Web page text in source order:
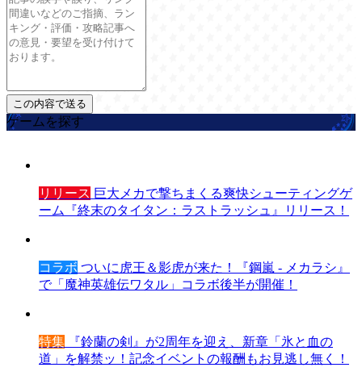
ゲームを探す
リリース 巨大メカで撃ちまくる爽快シューティングゲ
ーム『終末のタイタン：ラストラッシュ』リリース！
コラボ ついに虎王＆影虎が来た！『鋼嵐 - メカラシ』
で「魔神英雄伝ワタル」コラボ後半が開催！
特集 『鈴蘭の剣』が2周年を迎え、新章「氷と血の
道」を解禁ッ！記念イベントの報酬もお見逃し無く！